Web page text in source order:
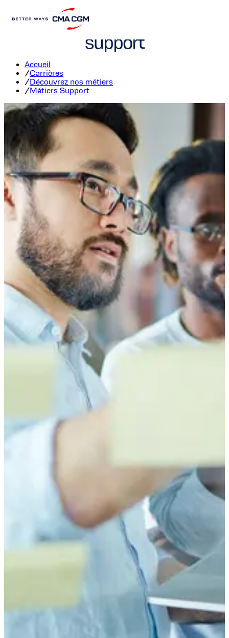
Carrières dans les fonctions
support
Accueil
/Carrières
/Découvrez nos métiers
/Métiers Support